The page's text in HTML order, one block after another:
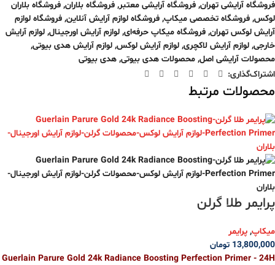
فروشگاه آرایشی تهران, فروشگاه آرایشی معتبر, فروشگاه بلاران, فروشگاه بلاران
لوکس, فروشگاه تخصصی میکاپ, فروشگاه لوازم آرایش آنلاین, فروشگاه لوازم
آرایش لوکس تهران, فروشگاه میکاپ حرفه‌ای, لوازم آرایش اورجینال, لوازم آرایش
خارجی, لوازم آرایش لاکچری, لوازم آرایش لوکس, لوازم آرایش هدی بیوتی,
محصولات آرایشی اصل, محصولات هدی بیوتی, هدی بیوتی
اشتراک‌گذاری:
محصولات مرتبط
پرایمر طلا گرلن
میکاپ, پرایمر
13,800,000 تومان
Guerlain Parure Gold 24k Radiance Boosting Perfection Primer - 24H